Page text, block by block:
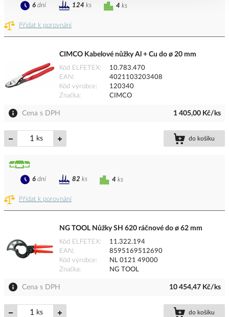
Přidat k porovnání
4 ks
6 dní 124 ks
CIMCO Kabelové nůžky Al + Cu do ø 20 mm
Kód ELFETEX
10.783.470
EAN
4021103203408
Kód výrobce
120340
Značka
CIMCO
Cena s DPH 1 405,00 Kč/ks
ks do košíku
Přidat k porovnání
4 ks
6 dní 82 ks
NG TOOL Nůžky SH 620 ráčnové do ø 62 mm
Kód ELFETEX
11.322.194
EAN
8595169512690
Kód výrobce
NL 0121 49000
Značka
NG TOOL
Cena s DPH 10 454,47 Kč/ks
ks do košíku